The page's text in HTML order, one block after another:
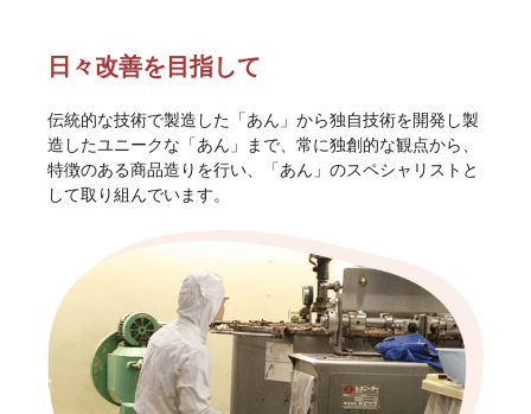
日々改善を目指して
伝統的な技術で製造した「あん」から独自技術を開発し製
造したユニークな「あん」まで、常に独創的な観点から、
特徴のある商品造りを行い、「あん」のスペシャリストと
して取り組んでいます。